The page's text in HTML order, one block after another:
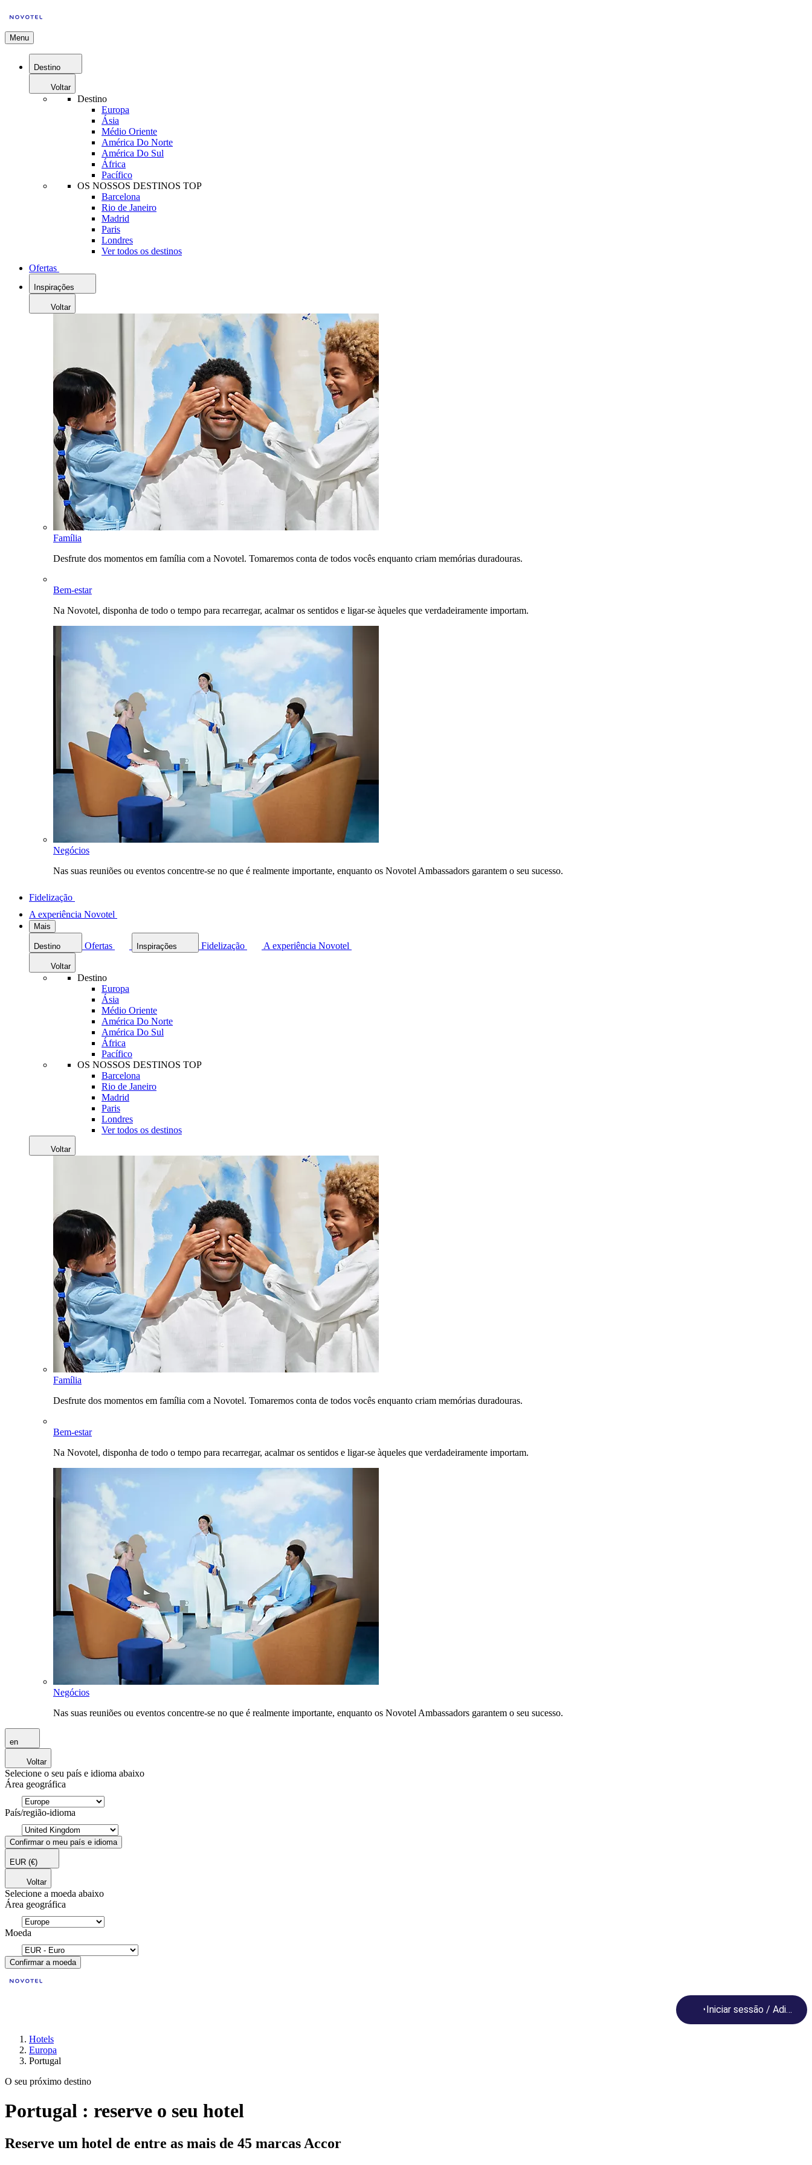
Menu
Destino
Voltar
Destino
Europa
Ásia
Médio Oriente
América Do Norte
América Do Sul
África
Pacífico
OS NOSSOS DESTINOS TOP
Barcelona
Rio de Janeiro
Madrid
Paris
Londres
Ver todos os destinos
Ofertas
Inspirações
Voltar
Família
Desfrute dos momentos em família com a Novotel. Tomaremos conta de todos vocês enquanto criam memórias duradouras.
Bem-estar
Na Novotel, disponha de todo o tempo para recarregar, acalmar os sentidos e ligar-se àqueles que verdadeiramente importam.
Negócios
Nas suas reuniões ou eventos concentre-se no que é realmente importante, enquanto os Novotel Ambassadors garantem o seu sucesso.
Fidelização
A experiência Novotel
Mais
Destino Ofertas Inspirações Fidelização A experiência Novotel
Voltar
Destino
Europa
Ásia
Médio Oriente
América Do Norte
América Do Sul
África
Pacífico
OS NOSSOS DESTINOS TOP
Barcelona
Rio de Janeiro
Madrid
Paris
Londres
Ver todos os destinos
Voltar
Família
Desfrute dos momentos em família com a Novotel. Tomaremos conta de todos vocês enquanto criam memórias duradouras.
Bem-estar
Na Novotel, disponha de todo o tempo para recarregar, acalmar os sentidos e ligar-se àqueles que verdadeiramente importam.
Negócios
Nas suas reuniões ou eventos concentre-se no que é realmente importante, enquanto os Novotel Ambassadors garantem o seu sucesso.
en
Voltar
Selecione o seu país e idioma abaixo
Área geográfica
País/região-idioma
Confirmar o meu país e idioma
EUR (€)
Voltar
Selecione a moeda abaixo
Área geográfica
Moeda
Confirmar a moeda
Loading...
Iniciar sessão / Adira
Hotels
Europa
Portugal
O seu próximo destino
Portugal : reserve o seu hotel
Reserve um hotel de entre as mais de 45 marcas Accor